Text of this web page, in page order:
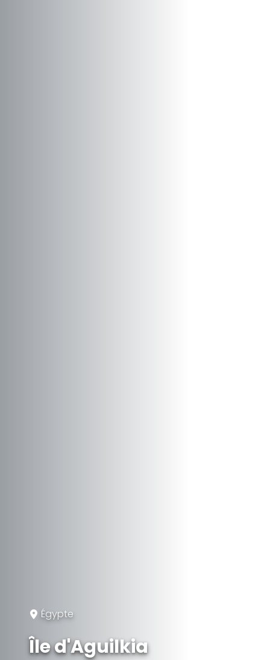
Égypte
Île d'Aguilkia